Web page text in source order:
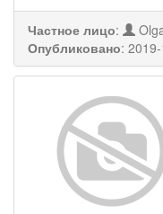
Частное лицо:
Опубликовано: